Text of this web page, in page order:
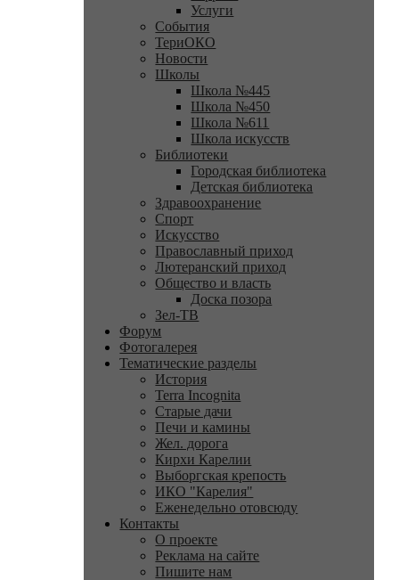
Услуги
События
ТериОКО
Новости
Школы
Школа №445
Школа №450
Школа №611
Школа искусств
Библиотеки
Городская библиотека
Детская библиотека
Здравоохранение
Спорт
Искусство
Православный приход
Лютеранский приход
Общество и власть
Доска позора
Зел-ТВ
Форум
Фотогалерея
Тематические разделы
История
Terra Incognita
Старые дачи
Печи и камины
Жел. дорога
Кирхи Карелии
Выборгская крепость
ИКО "Карелия"
Еженедельно отовсюду
Контакты
О проекте
Реклама на сайте
Пишите нам